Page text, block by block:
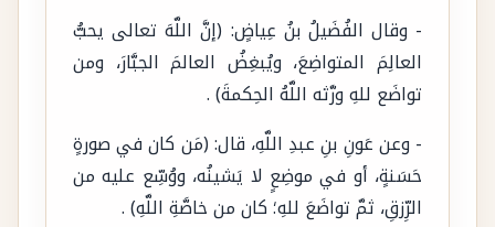
- وقال الفُضَيلُ بنُ عِياضٍ: (إنَّ اللَّهَ تعالى يحبُّ
العالِمَ المتواضِعَ، ويُبغِضُ العالمَ الجبَّارَ، ومن
تواضَع للهِ ورَّثه اللَّهُ الحِكمةَ) .
- وعن عَونِ بنِ عبدِ اللَّهِ، قال: (مَن كان في صورةٍ
حَسَنةٍ، أو في موضِعٍ لا يَشينُه، ووُسِّع عليه من
الرِّزقِ، ثمَّ تواضَعَ للهِ؛ كان من خاصَّةِ اللَّهِ) .